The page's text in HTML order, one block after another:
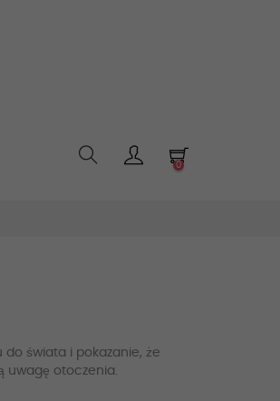
0
świata i pokazanie, że
uwagę otoczenia.